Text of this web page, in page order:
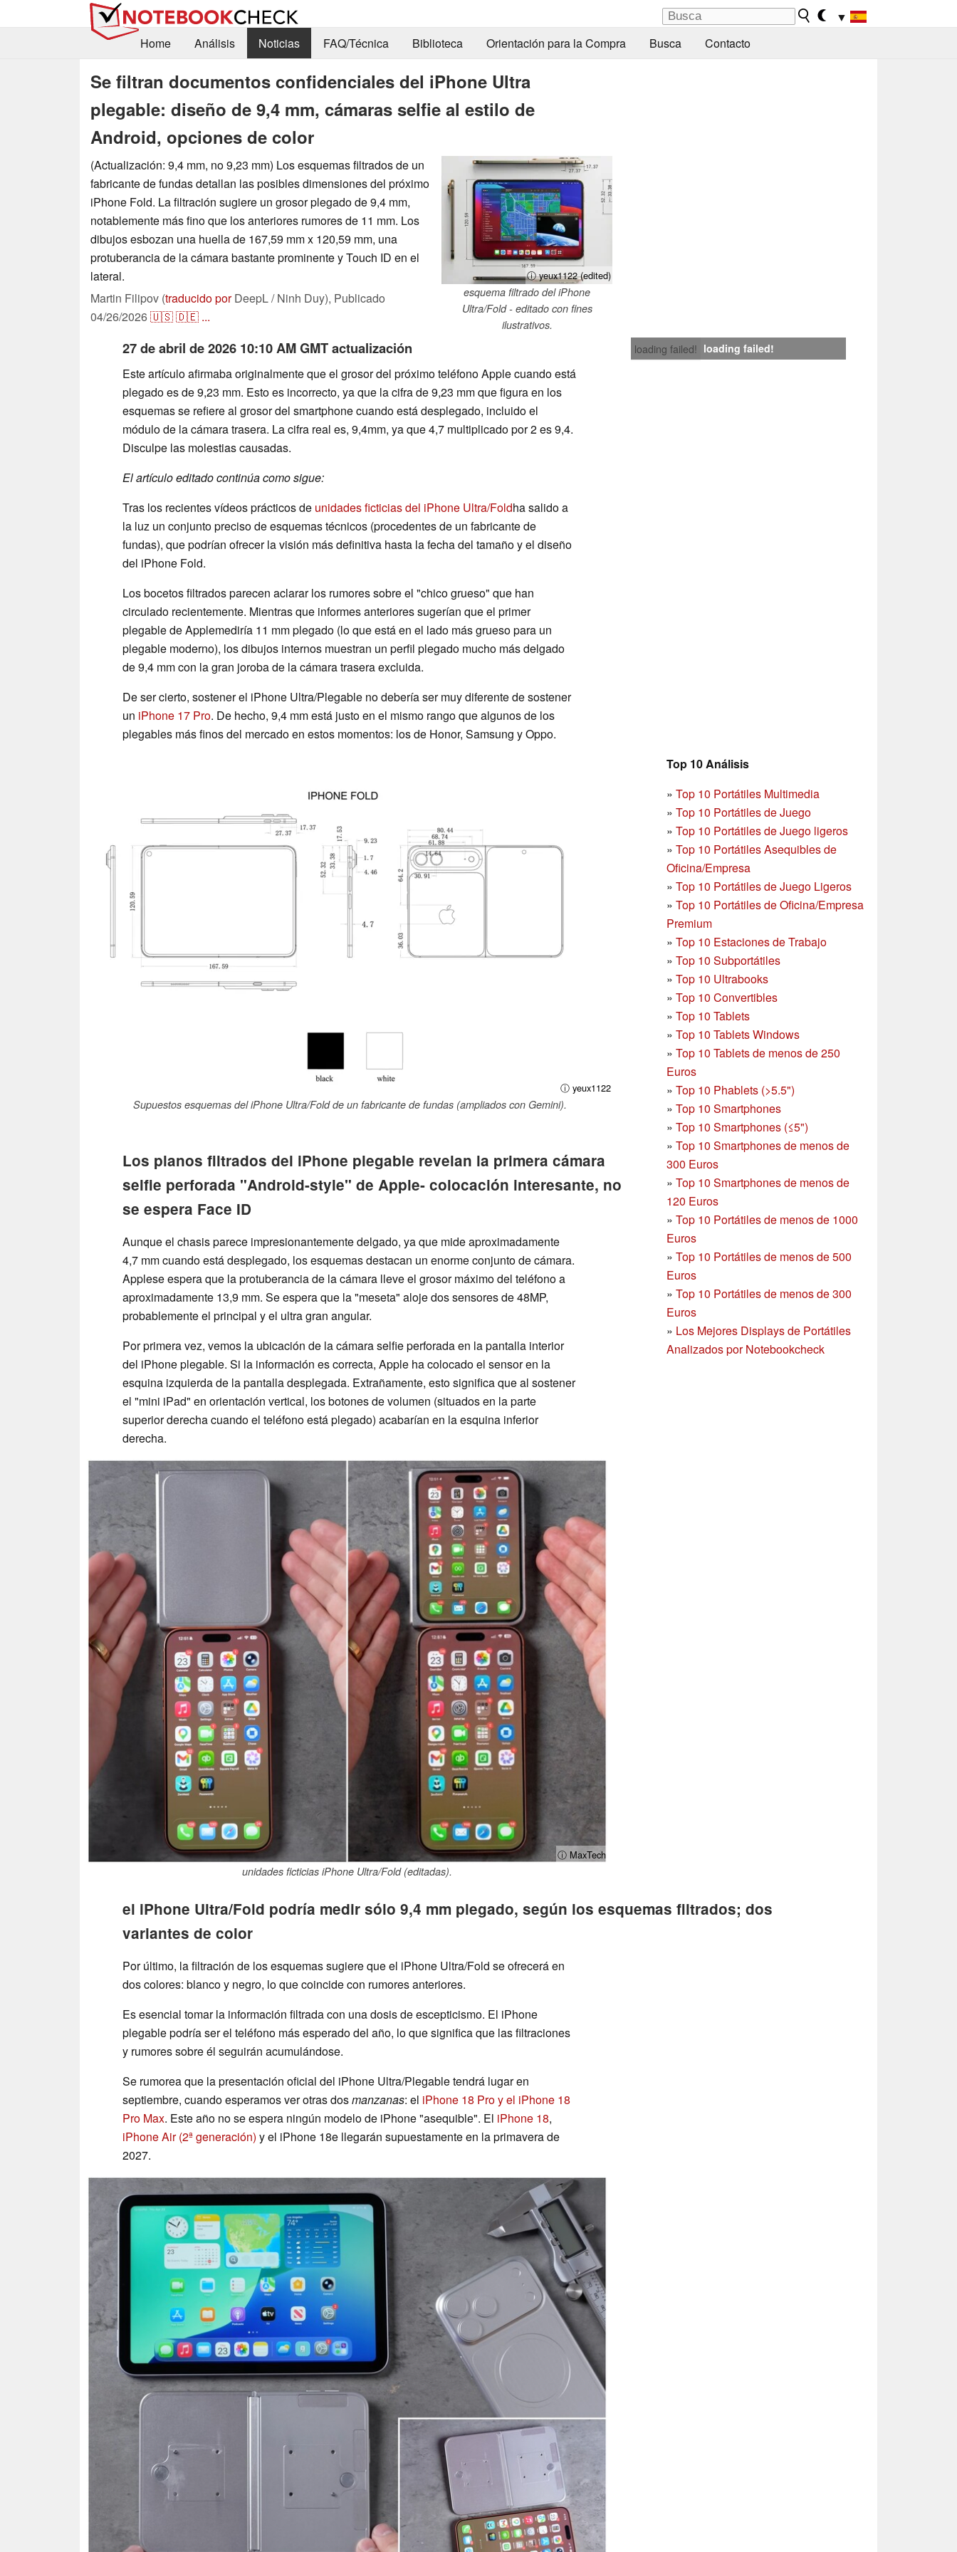
▼
Home
Análisis Noticias FAQ/Técnica Biblioteca Orientación para la Compra Busca Contacto
Se filtran documentos confidenciales del iPhone Ultra
plegable: diseño de 9,4 mm, cámaras selfie al estilo de
Android, opciones de color
ⓘ yeux1122 (edited)
esquema filtrado del iPhone
Ultra/Fold - editado con fines
ilustrativos.
(Actualización: 9,4 mm, no 9,23 mm) Los esquemas filtrados de un
fabricante de fundas detallan las posibles dimensiones del próximo
iPhone Fold. La filtración sugiere un grosor plegado de 9,4 mm,
notablemente más fino que los anteriores rumores de 11 mm. Los
dibujos esbozan una huella de 167,59 mm x 120,59 mm, una
protuberancia de la cámara bastante prominente y Touch ID en el
lateral.
Martin Filipov (traducido porDeepL / Ninh Duy), Publicado
04/26/2026🇺🇸🇩🇪 ...
loading failed! loading failed!
27 de abril de 2026 10:10 AM GMT actualización
Este artículo afirmaba originalmente que el grosor del próximo teléfono Apple cuando está
plegado es de 9,23 mm. Esto es incorrecto, ya que la cifra de 9,23 mm que figura en los
esquemas se refiere al grosor del smartphone cuando está desplegado, incluido el
módulo de la cámara trasera. La cifra real es, 9,4mm, ya que 4,7 multiplicado por 2 es 9,4.
Disculpe las molestias causadas.
El artículo editado continúa como sigue:
Tras los recientes vídeos prácticos de unidades ficticias del iPhone Ultra/Foldha salido a
la luz un conjunto preciso de esquemas técnicos (procedentes de un fabricante de
fundas), que podrían ofrecer la visión más definitiva hasta la fecha del tamaño y el diseño
del iPhone Fold.
Los bocetos filtrados parecen aclarar los rumores sobre el "chico grueso" que han
circulado recientemente. Mientras que informes anteriores sugerían que el primer
plegable de Applemediría 11 mm plegado (lo que está en el lado más grueso para un
plegable moderno), los dibujos internos muestran un perfil plegado mucho más delgado
de 9,4 mm con la gran joroba de la cámara trasera excluida.
De ser cierto, sostener el iPhone Ultra/Plegable no debería ser muy diferente de sostener
un iPhone 17 Pro. De hecho, 9,4 mm está justo en el mismo rango que algunos de los
plegables más finos del mercado en estos momentos: los de Honor, Samsung y Oppo.
Top 10 Análisis
» Top 10 Portátiles Multimedia
» Top 10 Portátiles de Juego
» Top 10 Portátiles de Juego ligeros
» Top 10 Portátiles Asequibles de
Oficina/Empresa
» Top 10 Portátiles de Juego Ligeros
» Top 10 Portátiles de Oficina/Empresa
Premium
» Top 10 Estaciones de Trabajo
» Top 10 Subportátiles
» Top 10 Ultrabooks
» Top 10 Convertibles
» Top 10 Tablets
» Top 10 Tablets Windows
» Top 10 Tablets de menos de 250
Euros
» Top 10 Phablets (>5.5")
» Top 10 Smartphones
» Top 10 Smartphones (≤5")
» Top 10 Smartphones de menos de
300 Euros
» Top 10 Smartphonesde menos de
120 Euros
» Top 10 Portátiles de menos de 1000
Euros
» Top 10 Portátiles de menos de 500
Euros
» Top 10 Portátiles de menos de 300
Euros
» Los Mejores Displays de Portátiles
Analizados por Notebookcheck
ⓘ yeux1122
Supuestos esquemas del iPhone Ultra/Fold de un fabricante de fundas (ampliados con Gemini).
Los planos filtrados del iPhone plegable revelan la primera cámara
selfie perforada "Android-style" de Apple- colocación interesante, no
se espera Face ID
Aunque el chasis parece impresionantemente delgado, ya que mide aproximadamente
4,7 mm cuando está desplegado, los esquemas destacan un enorme conjunto de cámara.
Applese espera que la protuberancia de la cámara lleve el grosor máximo del teléfono a
aproximadamente 13,9 mm. Se espera que la "meseta" aloje dos sensores de 48MP,
probablemente el principal y el ultra gran angular.
Por primera vez, vemos la ubicación de la cámara selfie perforada en la pantalla interior
del iPhone plegable. Si la información es correcta, Apple ha colocado el sensor en la
esquina izquierda de la pantalla desplegada. Extrañamente, esto significa que al sostener
el "mini iPad" en orientación vertical, los botones de volumen (situados en la parte
superior derecha cuando el teléfono está plegado) acabarían en la esquina inferior
derecha.
ⓘ MaxTech
unidades ficticias iPhone Ultra/Fold (editadas).
el iPhone Ultra/Fold podría medir sólo 9,4 mm plegado, según los esquemas filtrados; dos
variantes de color
Por último, la filtración de los esquemas sugiere que el iPhone Ultra/Fold se ofrecerá en
dos colores: blanco y negro, lo que coincide con rumores anteriores.
Es esencial tomar la información filtrada con una dosis de escepticismo. El iPhone
plegable podría ser el teléfono más esperado del año, lo que significa que las filtraciones
y rumores sobre él seguirán acumulándose.
Se rumorea que la presentación oficial del iPhone Ultra/Plegable tendrá lugar en
septiembre, cuando esperamos ver otras dosmanzanas: el iPhone 18 Pro y el iPhone 18
Pro Max. Este año no se espera ningún modelo de iPhone "asequible". El iPhone 18,
iPhone Air (2ª generación) y el iPhone 18e llegarán supuestamente en la primavera de
2027.